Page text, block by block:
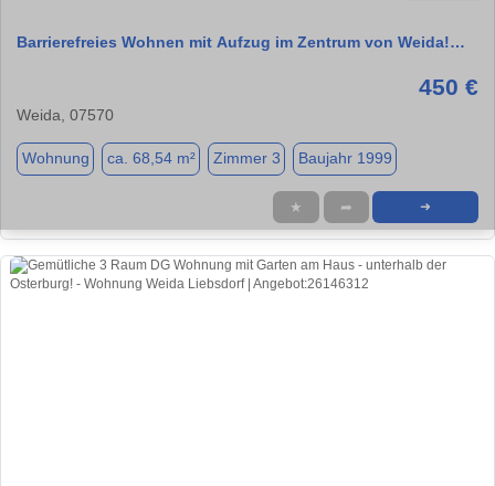
Barrierefreies Wohnen mit Aufzug im Zentrum von Weida!…
450 €
Weida, 07570
Wohnung ca. 68,54 m² Zimmer 3 Baujahr 1999
★ ➦ ➜